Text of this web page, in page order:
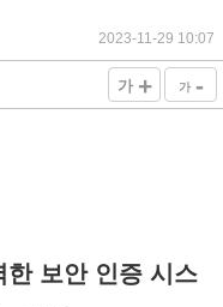
2023-11-29 10:07
가 + 가 -
한 보안 인증 시스